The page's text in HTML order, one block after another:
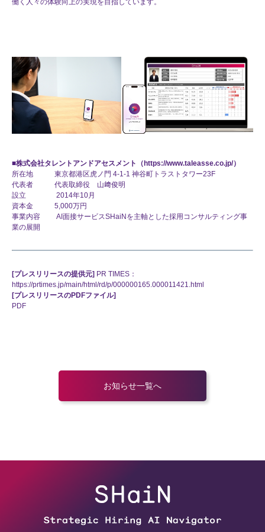
働く人々の体験向上の実現を目指しています。
■株式会社タレントアンドアセスメント （ https://www.taleasse.co.jp/）
所在地 東京都港区虎ノ門 4-1-1 神谷町トラストタワー23F
代表者 代表取締役 山﨑俊明
設立 2014年10月
資本金 5,000万円
事業内容 AI面接サービスSHaiNを主軸とした採用コンサルティング事
業の展開
[プレスリリースの提供元] PR TIMES：
https://prtimes.jp/main/html/rd/p/000000165.000011421.html
[プレスリリースのPDFファイル]
PDF
お知らせ一覧へ